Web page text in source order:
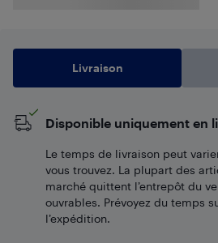
Livraison
Disponible uniquement en
Le temps de livraison peut
vous trouvez. La plupart des
marché quittent l’entrepôt du
ouvrables. Prévoyez du temps
l’expédition.